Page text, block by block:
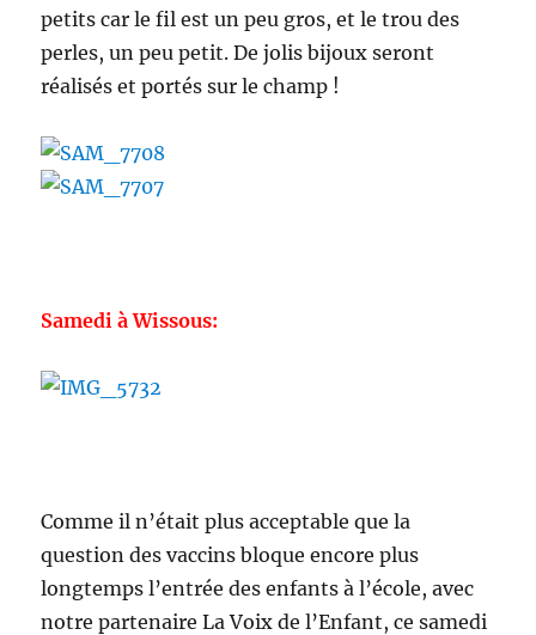
petits car le fil est un peu gros, et le trou des
perles, un peu petit. De jolis bijoux seront
réalisés et portés sur le champ !
Samedi à Wissous:
Comme il n’était plus acceptable que la
question des vaccins bloque encore plus
longtemps l’entrée des enfants à l’école, avec
notre partenaire La Voix de l’Enfant, ce samedi